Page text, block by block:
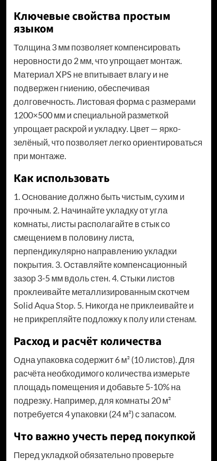
Ключевые свойства простым
языком
Толщина 3 мм позволяет компенсировать
неровности до 2 мм, что упрощает монтаж.
Материал XPS не впитывает влагу и не
подвержен гниению, обеспечивая
долговечность. Листовая форма с размерами
1200×500 мм и специальной разметкой
упрощает раскрой и укладку. Цвет — ярко-
зелёный, что позволяет легко ориентироваться
при монтаже.
Как использовать
1. Основание должно быть чистым, сухим и
прочным. 2. Начинайте укладку от угла
комнаты, листы располагайте в стык со
смещением в половину листа,
перпендикулярно направлению укладки
покрытия. 3. Оставляйте компенсационный
зазор 3-5 мм вдоль стен. 4. Стыки листов
проклеивайте металлизированным скотчем
Solid Aqua Stop. 5. Никогда не приклеивайте и
не прикрепляйте подложку к полу или стенам.
Расход и расчёт количества
Одна упаковка содержит 6 м² (10 листов). Для
расчёта необходимого количества измерьте
площадь помещения и добавьте 5-10% на
подрезку. Например, для комнаты 20 м²
потребуется 4 упаковки (24 м²) с запасом.
Что важно учесть перед покупкой
Перед укладкой обязательно проверьте